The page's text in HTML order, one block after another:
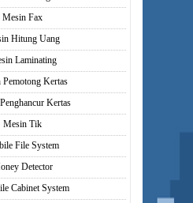
Mesin Fax
Hitung Uang
Laminating
Pemotong Kertas
Kertas
Mesin Tik
File System
Detector
Cabinet System